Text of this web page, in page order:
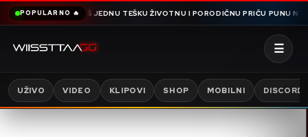
POPULARNO 🔥
JEDNU TEŠKU ŽIVOTNU I PORODIČNU PRIČU PUNU NEJASNIH DETALJA,
☰
UŽIVO VIDEO KLIPOVI SHOP MOBILNI DISCORD